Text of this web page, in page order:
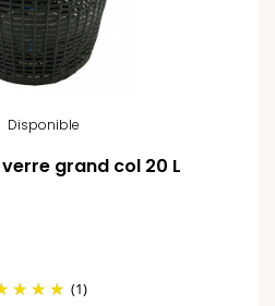
Disponible
grand col 20 L
(1)